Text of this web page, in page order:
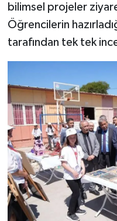
bilimsel projeler
Öğrencilerin
tarafından tek tek